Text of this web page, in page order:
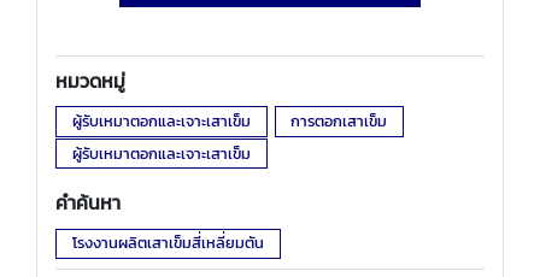
หมวดหมู่
ผู้รับเหมาตอกและเจาะเสาเข็ม
การตอกเสาเข็ม
ผู้รับเหมาตอกและเจาะเสาเข็ม
คำค้นหา
โรงงานผลิตเสาเข็มสี่เหลี่ยมตัน